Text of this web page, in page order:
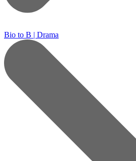
Bio to B | Drama